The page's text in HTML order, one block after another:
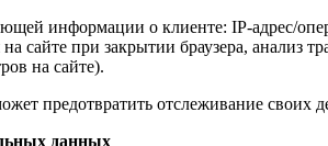
информации о клиенте: IP-адрес/
сайте при закрытии браузера,
на сайте).
предотвратить отслеживание своих
данных